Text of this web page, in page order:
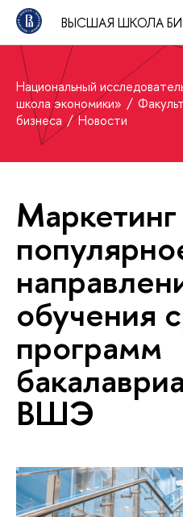
ВЫСШАЯ ШКОЛА
Национальный
школа экономики»
бизнеса
Новости
обучения
программ
ВШЭ